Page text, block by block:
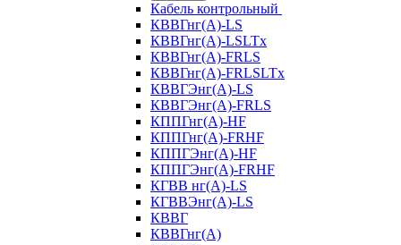
Кабель контрольный
КВВГнг(А)-LS
КВВГнг(А)-LSLTx
КВВГнг(А)-FRLS
КВВГнг(А)-FRLSLTx
КВВГЭнг(А)-LS
КВВГЭнг(А)-FRLS
КППГнг(А)-HF
КППГнг(А)-FRHF
КППГЭнг(А)-HF
КППГЭнг(А)-FRHF
КГВВ нг(А)-LS
КГВВЭнг(А)-LS
КВВГ
КВВГнг(А)